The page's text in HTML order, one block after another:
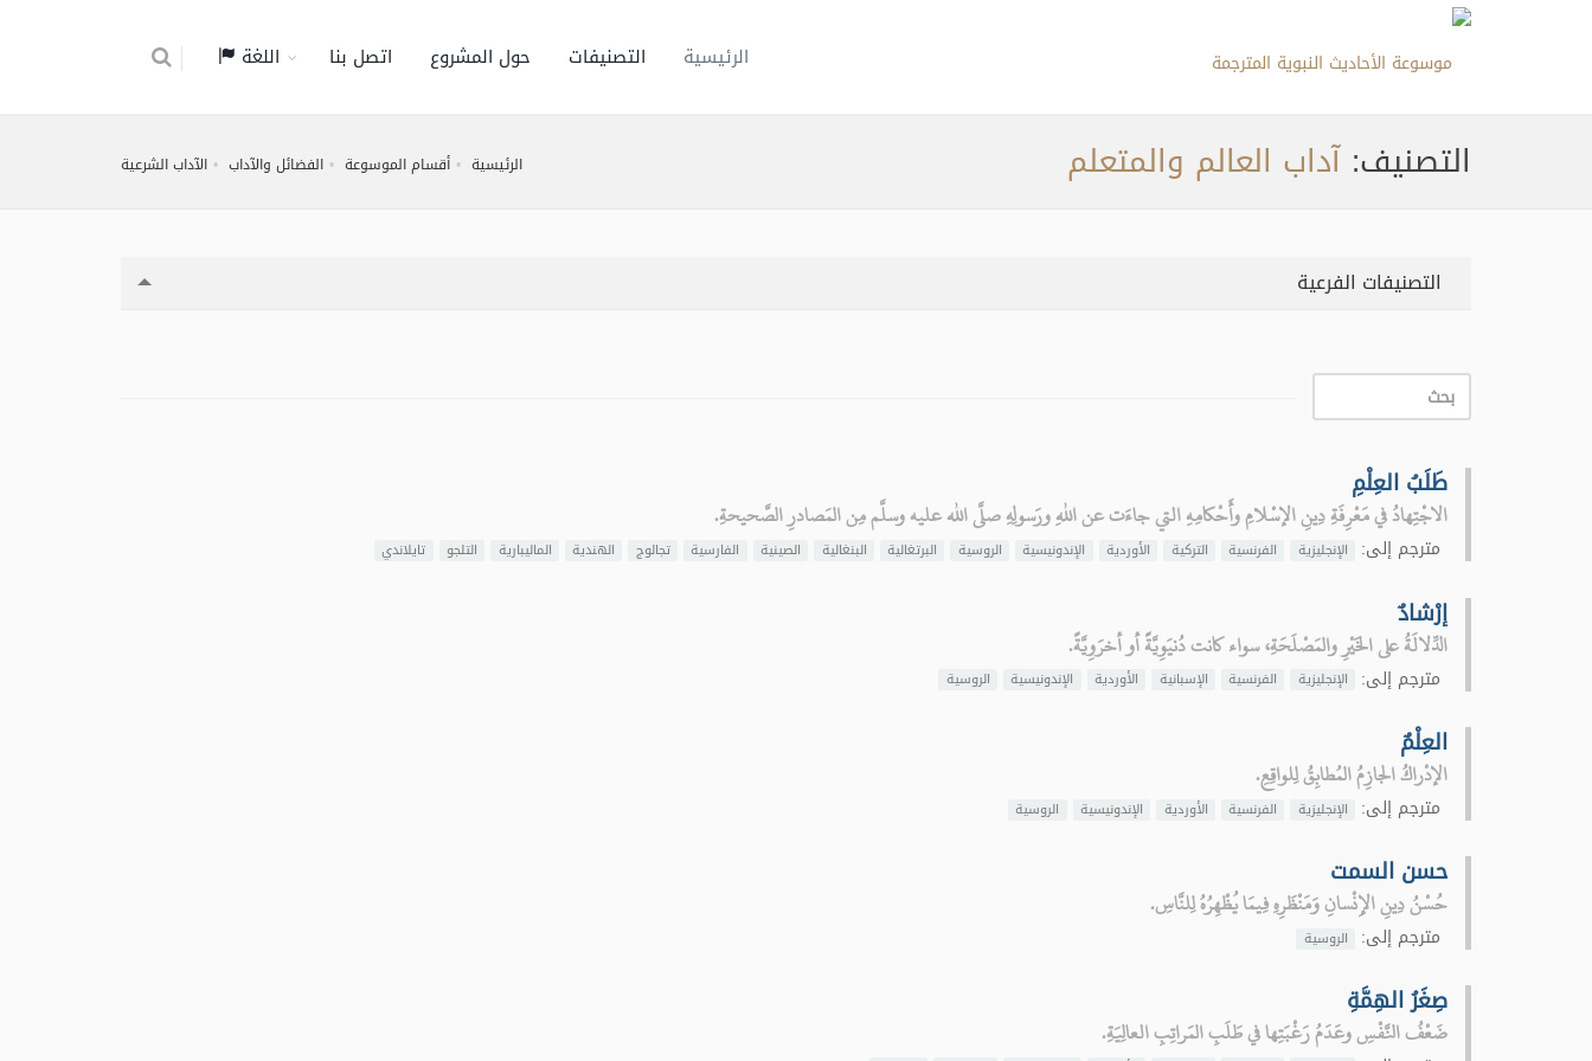
الرئيسية التصنيفات حول المشروع اتصل بنا اللغة
التصنيف: آداب العالم والمتعلم الرئيسية أقسام الموسوعة الفضائل والآداب الآداب الشرعية
التصنيفات الفرعية
طَلَبُ العِلْمِ
الاجْتِهادُ في مَعْرِفَةِ دِينِ الإسْلامِ وأَحْكامِهِ التي جاءَت عن اللهِ ورَسولِهِ صلَّى الله عليه وسلَّم مِن المَصادرِ الصَّحيحةِ.
مترجم إلى: الإنجليزية الفرنسية التركية الأوردية الإندونيسية الروسية البرتغالية البنغالية الصينية الفارسية تجالوج الهندية الماليبارية التلجو تايلاندي
إرْشادٌ
الدِّلالَةُ على الخَيْرِ والمَصْلَحَةِ، سواء كانت دُنيَوِيَّةً أو أخرَوِيَّةً.
مترجم إلى: الإنجليزية الفرنسية الإسبانية الأوردية الإندونيسية الروسية
العِلْمٌ
الإدْراكُ الجازِمُ المُطابِقُ لِلواقِعِ.
مترجم إلى: الإنجليزية الفرنسية الأوردية الإندونيسية الروسية
حسن السمت
حُسْنُ دِينِ الإِنْسانِ وَمَنْظَرِهِ فِيمَا يُظْهِرُهُ لِلنَّاسِ.
مترجم إلى: الروسية
صِغَرُ الهِمَّةِ
ضَعْفُ النَّفْسِ وعَدَمُ رَغْبَتِها في طَلَبِ المَراتِبِ العالِيَةِ.